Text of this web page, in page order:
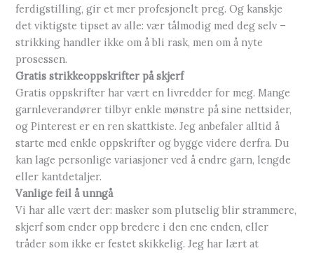
ferdigstilling, gir et mer profesjonelt preg. Og kanskje
det viktigste tipset av alle: vær tålmodig med deg selv –
strikking handler ikke om å bli rask, men om å nyte
prosessen.
Gratis strikkeoppskrifter på skjerf
Gratis oppskrifter har vært en livredder for meg. Mange
garnleverandører tilbyr enkle mønstre på sine nettsider,
og Pinterest er en ren skattkiste. Jeg anbefaler alltid å
starte med enkle oppskrifter og bygge videre derfra. Du
kan lage personlige variasjoner ved å endre garn, lengde
eller kantdetaljer.
Vanlige feil å unngå
Vi har alle vært der: masker som plutselig blir strammere,
skjerf som ender opp bredere i den ene enden, eller
tråder som ikke er festet skikkelig. Jeg har lært at